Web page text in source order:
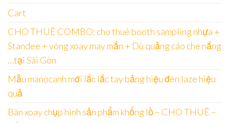
Cart
CHO THUÊ COMBO: cho thuê booth sampling nhựa +
Standee + vòng xoay may mắn + Dù quảng cáo che nắng
…tại Sài Gòn
Mẫu manocanh mới lắc lắc tay bảng hiệu đèn laze hiệu
quả
Bàn xoay chụp hình sản phẩm khổng lồ – CHO THUÊ –